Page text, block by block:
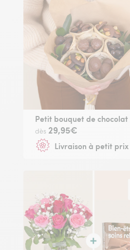
Petit bouquet de chocolat
dès 29,95€
Livraison à petit prix